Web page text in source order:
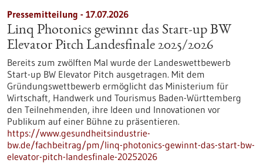
Pressemitteilung - 17.07.2026
Linq Photonics gewinnt das Start-up BW
Elevator Pitch Landesfinale 2025/2026
Bereits zum zwölften Mal wurde der Landeswettbewerb
Start-up BW Elevator Pitch ausgetragen. Mit dem
Gründungswettbewerb ermöglicht das Ministerium für
Wirtschaft, Handwerk und Tourismus Baden-Württemberg
den Teilnehmenden, ihre Ideen und Innovationen vor
Publikum auf einer Bühne zu präsentieren.
https://www.gesundheitsindustrie-
bw.de/fachbeitrag/pm/linq-photonics-gewinnt-das-start-bw-
elevator-pitch-landesfinale-20252026